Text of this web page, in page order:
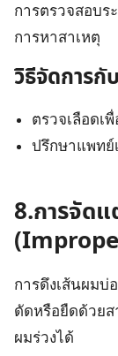
การตรวจสอบร
การหาสาเหตุ
วิธีจัดการ
ตรวจเลือดเ
ปรึกษาแพทย์
8.การจัด
การดึงเส้นผมบ่
ดัดหรือยืดด้วยส
ผมร่วงได้